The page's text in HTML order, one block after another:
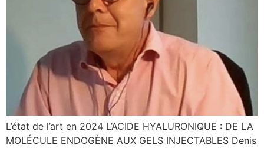
L’état de l’art en 2024 L’ACIDE HYALURONIQUE : DE LA
MOLÉCULE ENDOGÈNE AUX GELS INJECTABLES Denis